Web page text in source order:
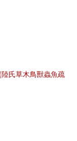
氏草木鳥獸蟲魚疏